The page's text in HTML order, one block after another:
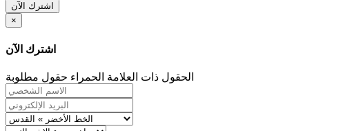
اشترك الآن
×
اشترك الآن
الحقول ذات العلامة الحمراء حقول مطلوبة